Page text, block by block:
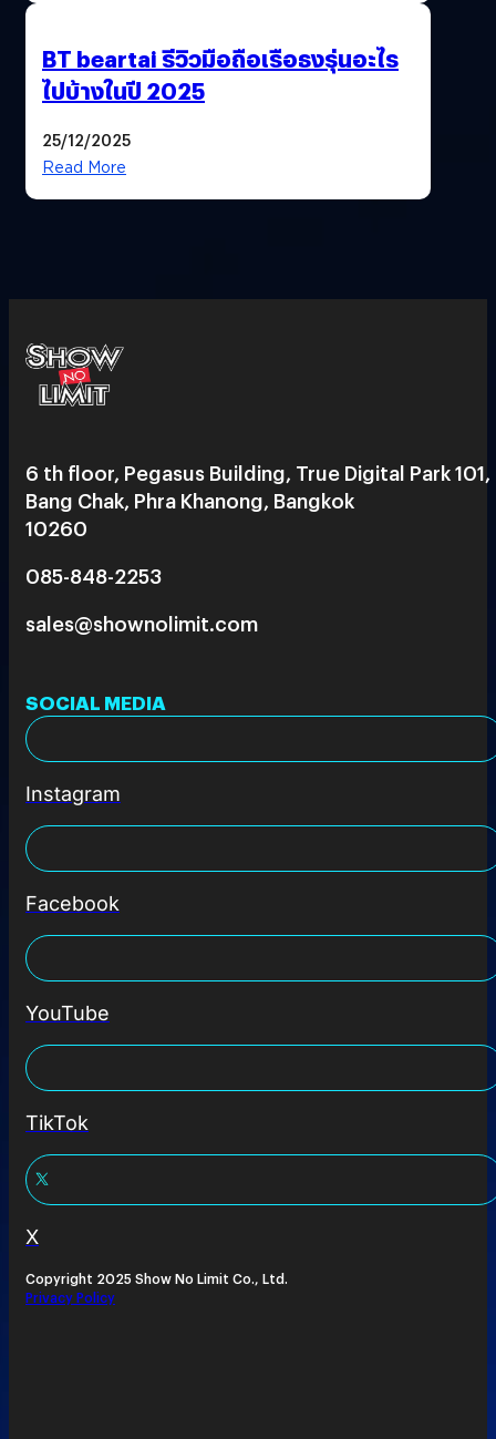
BT beartai รีวิวมือถือเรือธงรุ่นอะไร
ไปบ้างในปี 2025
25/12/2025
Read More
6 th floor, Pegasus Building, True Digital Park 101,
Bang Chak, Phra Khanong, Bangkok
10260
085-848-2253
sales@shownolimit.com
SOCIAL MEDIA
Instagram
Facebook
YouTube
TikTok
X
Copyright 2025 Show No Limit Co., Ltd.
Privacy Policy